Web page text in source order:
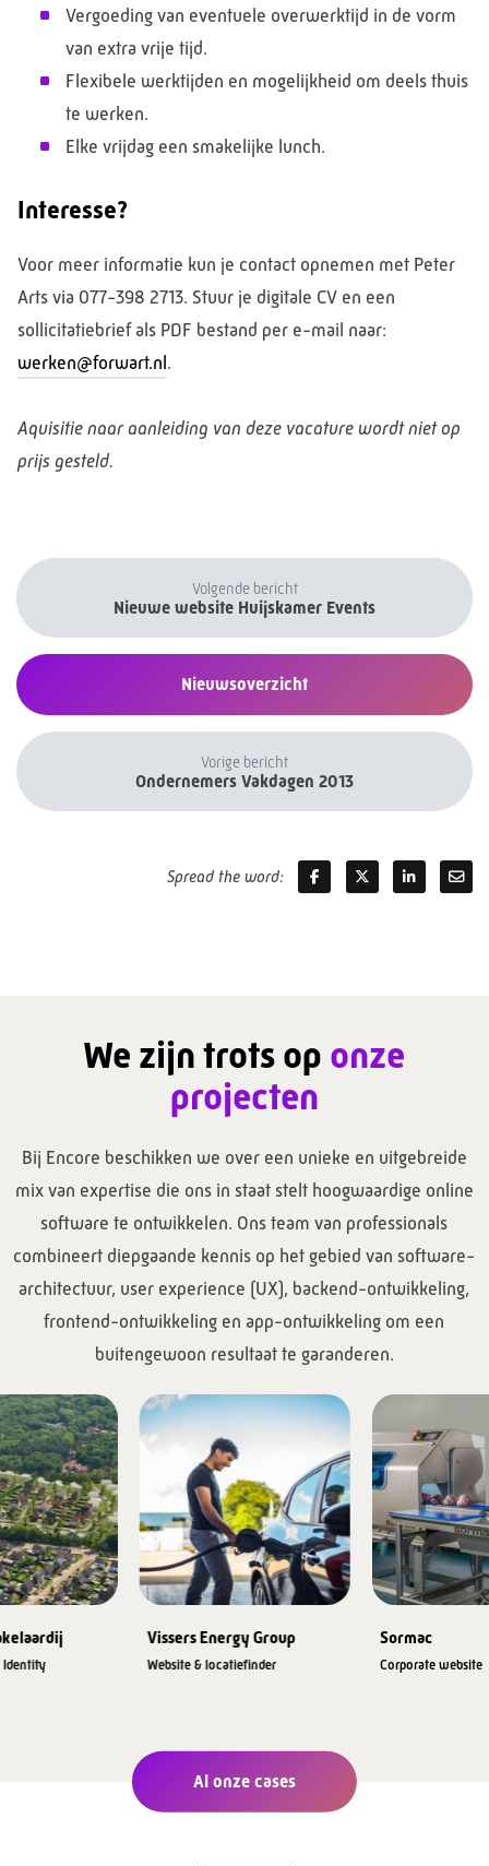
Vergoeding van eventuele overwerktijd in de vorm
van extra vrije tijd.
Flexibele werktijden en mogelijkheid om deels thuis
te werken.
Elke vrijdag een smakelijke lunch.
Interesse?
Voor meer informatie kun je contact opnemen met Peter
Arts via 077-398 2713. Stuur je digitale CV en een
sollicitatiebrief als PDF bestand per e-mail naar:
werken@forwart.nl.
Aquisitie naar aanleiding van deze vacature wordt niet op
prijs gesteld.
Volgende bericht
Nieuwe website Huijskamer Events
Nieuwsoverzicht
Vorige bericht
Ondernemers Vakdagen 2013
Spread the word:
We zijn trots op onze
projecten
Bij Encore beschikken we over een unieke en uitgebreide
mix van expertise die ons in staat stelt hoogwaardige online
software te ontwikkelen. Ons team van professionals
combineert diepgaande kennis op het gebied van software-
architectuur, user experience (UX), backend-ontwikkeling,
frontend-ontwikkeling en app-ontwikkeling om een
buitengewoon resultaat te garanderen.
Identity
Vissers Energy Group
Website & locatiefinder
Sormac
Corporate website
Al onze cases